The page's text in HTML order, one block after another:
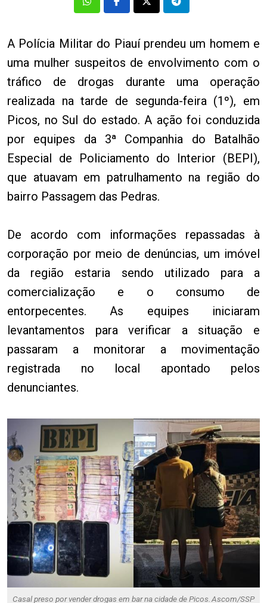
A Polícia Militar do Piauí prendeu um homem e
uma mulher suspeitos de envolvimento com o
tráfico de drogas durante uma operação
realizada na tarde de segunda-feira (1º), em
Picos, no Sul do estado. A ação foi conduzida
por equipes da 3ª Companhia do Batalhão
Especial de Policiamento do Interior (BEPI),
que atuavam em patrulhamento na região do
bairro Passagem das Pedras.
De acordo com informações repassadas à
corporação por meio de denúncias, um imóvel
da região estaria sendo utilizado para a
comercialização e o consumo de
entorpecentes. As equipes iniciaram
levantamentos para verificar a situação e
passaram a monitorar a movimentação
registrada no local apontado pelos
denunciantes.
Casal preso por vender drogas em bar na cidade de Picos. Ascom/SSP